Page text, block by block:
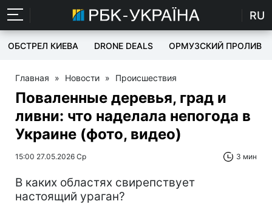
RU
ОБСТРЕЛ КИЕВА DRONE DEALS ОРМУЗСКИЙ ПРОЛИВ
Главная » Новости » Происшествия
Поваленные деревья, град и
ливни: что наделала непогода в
Украине (фото, видео)
15:00 27.05.2026 Ср 3 мин
В каких областях свирепствует
настоящий ураган?